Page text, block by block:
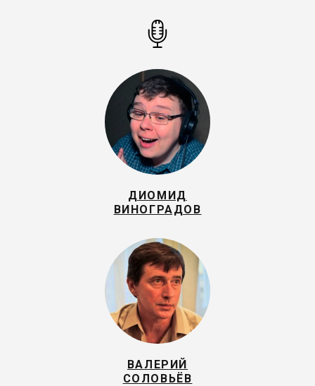
ДИОМИД
ВИНОГРАДОВ
ВАЛЕРИЙ
СОЛОВЬЁВ